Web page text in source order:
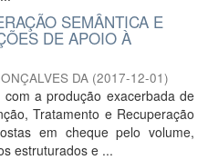
SEMÂNTICA E
DE APOIO À
DA (2017-12-01)
a produção exacerbada de
Tratamento e Recuperação
em cheque pelo volume,
estruturados e ...